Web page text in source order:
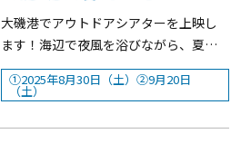
大磯港でアウトドアシアターを上映し
ます！海辺で夜風を浴びながら、夏の
ひとときを過ごしてみませんか？キッ
チンカーの同時出店も予定していま
時①：8月30日（土）19:00～■上映作
①2025年8月30日（土）②9月20日
（土）